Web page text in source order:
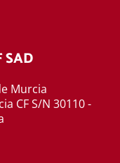
SAD
Murcia
CF S/N 30110 -